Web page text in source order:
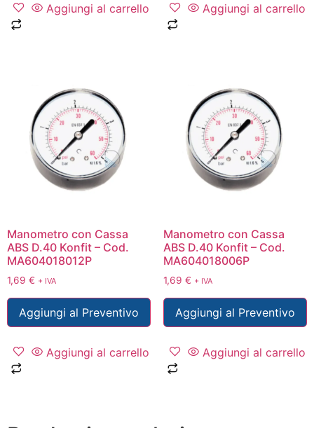
Aggiungi al carrello Aggiungi al carrello
Manometro con Cassa
ABS D.40 Konfit – Cod.
MA604018012P
1,69 € + IVA
Aggiungi al Preventivo
Aggiungi al carrello
Manometro con Cassa
ABS D.40 Konfit – Cod.
MA604018006P
1,69 € + IVA
Aggiungi al Preventivo
Aggiungi al carrello